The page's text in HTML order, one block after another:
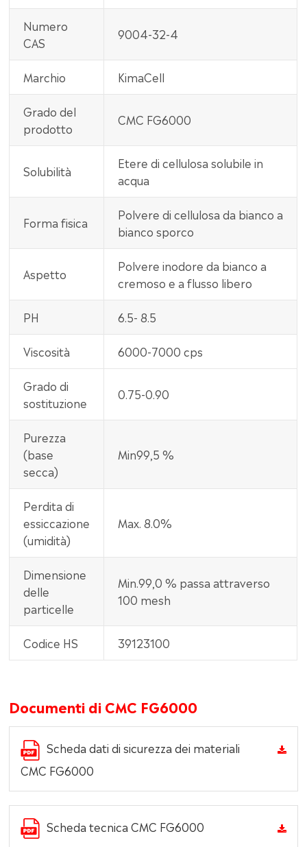
Numero
CAS
9004-32-4
Marchio KimaCell
Grado del
prodotto
CMC FG6000
Solubilità
Etere di cellulosa solubile in
acqua
Forma fisica
Polvere di cellulosa da bianco a
bianco sporco
Aspetto
Polvere inodore da bianco a
cremoso e a flusso libero
PH 6.5- 8.5
Viscosità 6000-7000 cps
Grado di
sostituzione
0.75-0.90
Purezza
(base
secca)
Min99,5 %
Perdita di
essiccazione
(umidità)
Max. 8.0%
Dimensione
delle
particelle
Min.99,0 % passa attraverso
100 mesh
Codice HS 39123100
Documenti di CMC FG6000
Scheda dati di sicurezza dei materiali
CMC FG6000
Scheda tecnica CMC FG6000